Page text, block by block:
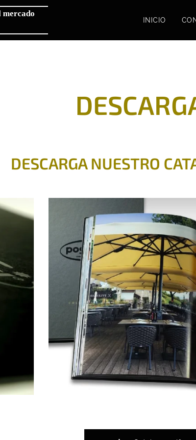
mercado
INICIO
DESCARGA NUESTRO